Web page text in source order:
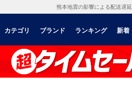
熊本地震の影響による配送遅延
カテゴリ ブランド ランキング 新着